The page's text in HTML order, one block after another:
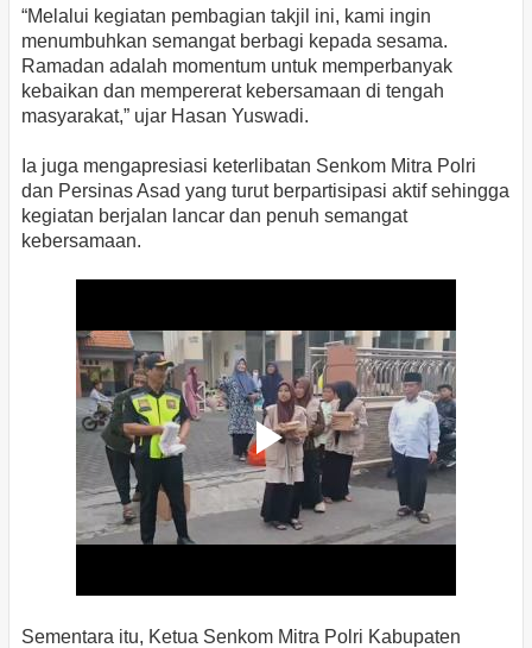
“Melalui kegiatan pembagian takjil ini, kami ingin
menumbuhkan semangat berbagi kepada sesama.
Ramadan adalah momentum untuk memperbanyak
kebaikan dan mempererat kebersamaan di tengah
masyarakat,” ujar Hasan Yuswadi.
Ia juga mengapresiasi keterlibatan Senkom Mitra Polri
dan Persinas Asad yang turut berpartisipasi aktif sehingga
kegiatan berjalan lancar dan penuh semangat
kebersamaan.
Sementara itu, Ketua Senkom Mitra Polri Kabupaten